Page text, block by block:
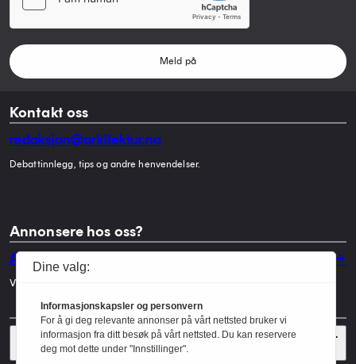
Meld på
Kontakt oss
redaksjon@arkitektur.no
Debattinnlegg, tips og andre henvendelser.
Annonsere hos oss?
Annonser
Vil du annonsere i Arkitektur? Les mer her.
Sider
Dine valg:
Informasjonskapsler og personvern
For å gi deg relevante annonser på vårt nettsted bruker vi
informasjon fra ditt besøk på vårt nettsted. Du kan reservere
deg mot dette under "Innstillinger".